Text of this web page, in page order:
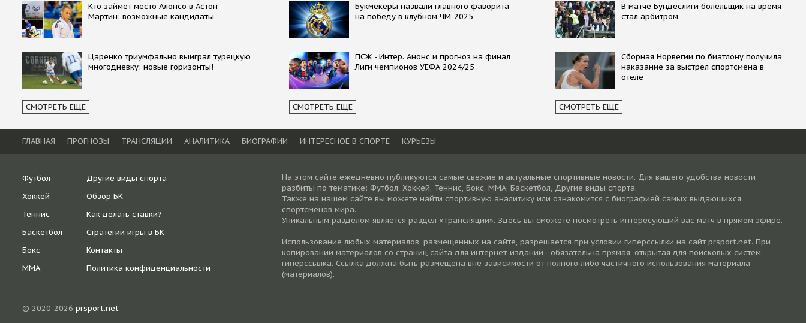
Кто займет место Алонсо в Астон
Мартин: возможные кандидаты
Царенко триумфально выиграл турецкую
многодневку: новые горизонты!
СМОТРЕТЬ ЕЩЕ
Букмекеры назвали главного фаворита
на победу в клубном ЧМ-2025
ПСЖ - Интер. Анонс и прогноз на финал
Лиги чемпионов УЕФА 2024/25
СМОТРЕТЬ ЕЩЕ
В матче Бундеслиги болельщик на время
стал арбитром
Сборная Норвегии по биатлону получила
наказание за выстрел спортсмена в
отеле
СМОТРЕТЬ ЕЩЕ
ГЛАВНАЯ ПРОГНОЗЫ ТРАНСЛЯЦИИ АНАЛИТИКА БИОГРАФИИ ИНТЕРЕСНОЕ В СПОРТЕ КУРЬЕЗЫ
Футбол
Хоккей
Теннис
Баскетбол
Бокс
ММА
Другие виды спорта
Обзор БК
Как делать ставки?
Стратегии игры в БК
Контакты
Политика конфиденциальности
На этом сайте ежедневно публикуются самые свежие и актуальные спортивные новости. Для вашего удобства новости
разбиты по тематике: Футбол, Хоккей, Теннис, Бокс, ММА, Баскетбол, Другие виды спорта.
Также на нашем сайте вы можете найти спортивную аналитику или ознакомится с биографией самых выдающихся
спортсменов мира.
Уникальным разделом является раздел «Трансляции». Здесь вы сможете посмотреть интересующий вас матч в прямом эфире.
Использование любых материалов, размещенных на сайте, разрешается при условии гиперссылки на cайт prsport.net. При
копировании материалов со страниц сайта для интернет-изданий - обязательна прямая, открытая для поисковых систем
гиперссылка. Ссылка должна быть размещена вне зависимости от полного либо частичного использования материала
(материалов).
© 2020-2026 prsport.net